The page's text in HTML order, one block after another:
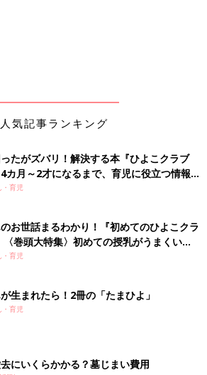
気記事ランキング
たがズバリ！解決する本『ひよこクラブ
月～2才になるまで、育児に役立つ情報が
・育児
お世話まるわかり！『初めてのひよこクラ
〈巻頭大特集〉初めての授乳がうまくい
い・ミルクの基本と夏のトラブル 解決テ
・育児
生まれたら！2冊の「たまひよ」
・育児
にいくらかかる？墓じまい費用